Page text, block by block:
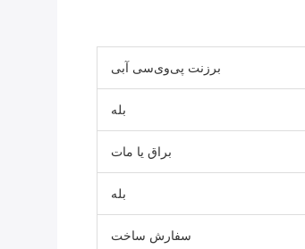
برزنت پی‌وی‌سی آبی
بله
براق یا مات
بله
سفارش ساخت